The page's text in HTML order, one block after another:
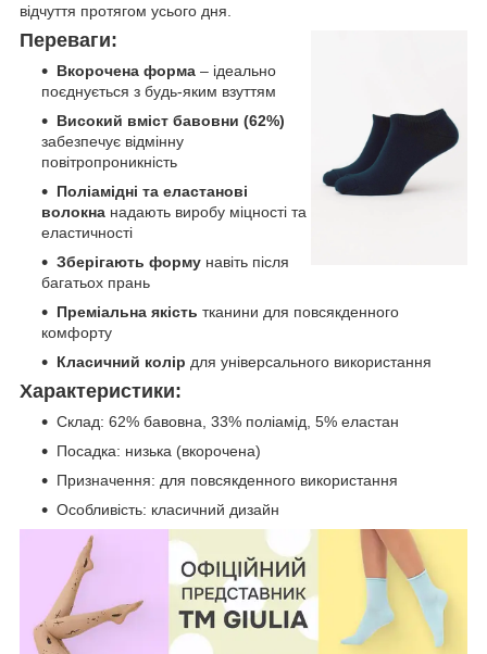
відчуття протягом усього дня.
Переваги:
Вкорочена форма – ідеально
поєднується з будь-яким взуттям
Високий вміст бавовни (62%)
забезпечує відмінну
повітропроникність
Поліамідні та еластанові
волокна надають виробу міцності та
еластичності
Зберігають форму навіть після
багатьох прань
Преміальна якість тканини для повсякденного
комфорту
Класичний колір для універсального використання
Характеристики:
Склад: 62% бавовна, 33% поліамід, 5% еластан
Посадка: низька (вкорочена)
Призначення: для повсякденного використання
Особливість: класичний дизайн